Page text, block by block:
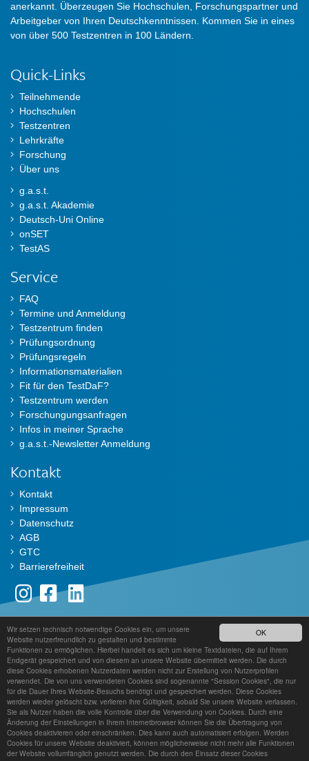
OK
Wir setzen technisch notwendige Cookies ein, um unsere
Website nutzerfreundlich zu gestalten und bestimmte
Funktionen zu ermöglichen. Hierbei handelt es sich um kleine Textdateien, die auf Ihrem
Endgerät gespeichert und von diesem an unsere Website übermittelt werden. Die durch
diese Cookies erhobenen Nutzerdaten werden nicht zur Erstellung von Nutzerprofilen
verwendet. Die von uns verwendeten Cookies sind sogenannte "Session Cookies", die nur
für die Dauer Ihres Website-Besuchs benötigt und gespeichert werden. Diese Cookies
werden wieder gelöscht bzw. verlieren ihre Gültigkeit, sobald Sie unsere Website verlassen.
Sie als Nutzer haben die volle Kontrolle über die Verwendung von Cookies. Durch eine
Änderung der Einstellungen in Ihrem Internetbrowser können Sie die Übertragung von
Cookies deaktivieren oder einschränken. Dies kann auch automatisiert erfolgen. Werden
Cookies für unsere Website deaktiviert, können möglicherweise nicht mehr alle Funktionen
der Website vollumfänglich genutzt werden. Die durch den Einsatz dieser Cookies
anerkannt. Überzeugen Sie Hochschulen, Forschungspartner und
Arbeitgeber von Ihren Deutschkenntnissen. Kommen Sie in eines
von über 500 Testzentren in 100 Ländern.
Quick-Links
Teilnehmende
Hochschulen
Testzentren
Lehrkräfte
Forschung
Über uns
g.a.s.t.
g.a.s.t. Akademie
Deutsch-Uni Online
onSET
TestAS
Service
FAQ
Termine und Anmeldung
Testzentrum finden
Prüfungsordnung
Prüfungsregeln
Informationsmaterialien
Fit für den TestDaF?
Testzentrum werden
Forschungungsanfragen
Infos in meiner Sprache
g.a.s.t.-Newsletter Anmeldung
Kontakt
Kontakt
Impressum
Datenschutz
AGB
GTC
Barrierefreiheit
Der TestDaF ist ein Angebot von